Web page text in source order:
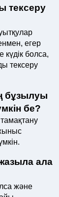
тексеру
егер
күдік болса,
тексеру
бұзылуы
бе?
ала
және